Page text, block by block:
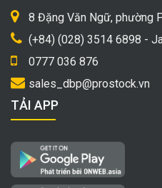
8 Đặng Văn Ngữ, phường
(+84) (028) 3514 6898 -
0777 036 876
sales_dbp@prostock.vn
TẢI APP